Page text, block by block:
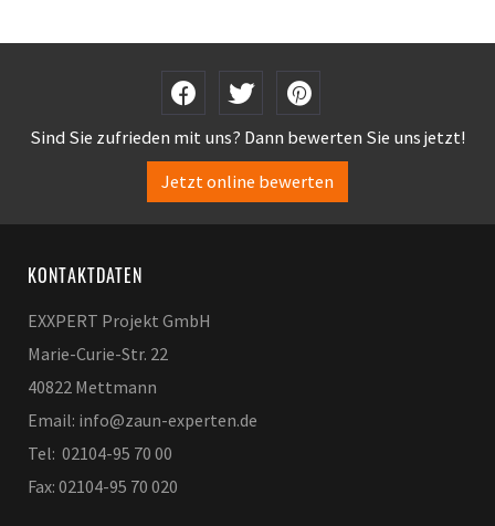
Sind Sie zufrieden mit uns? Dann bewerten Sie uns jetzt!
Jetzt online bewerten
KONTAKTDATEN
EXXPERT Projekt GmbH
Marie-Curie-Str. 22
40822 Mettmann
Email: info@zaun-experten.de
Tel: 02104-95 70 00
Fax: 02104-95 70 020